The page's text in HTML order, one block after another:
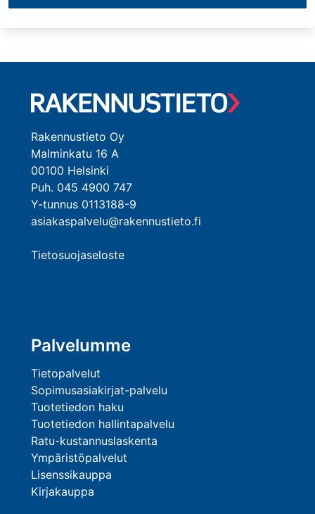
Rakennustieto Oy
Malminkatu 16 A
00100 Helsinki
Puh. 045 4900 747
Y-tunnus 0113188-9
asiakaspalvelu@rakennustieto.fi
Tietosuojaseloste
Palvelumme
Tietopalvelut
Sopimusasiakirjat-palvelu
Tuotetiedon haku
Tuotetiedon hallintapalvelu
Ratu-kustannuslaskenta
Ympäristöpalvelut
Lisenssikauppa
Kirjakauppa